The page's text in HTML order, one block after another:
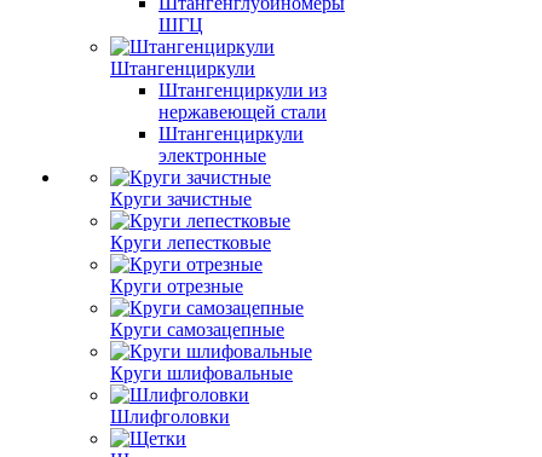
ШГЦ
Штангенциркули
Штангенциркули из
нержавеющей стали
Штангенциркули
электронные
Круги зачистные
Круги лепестковые
Круги отрезные
Круги самозацепные
Круги шлифовальные
Шлифголовки